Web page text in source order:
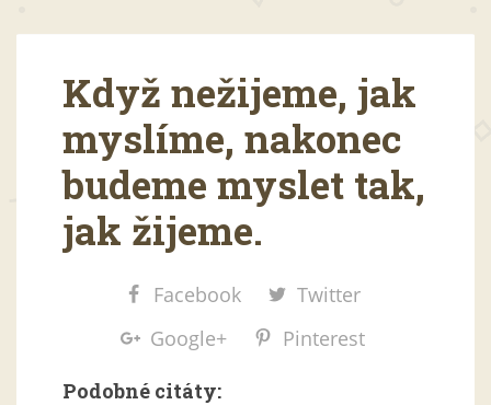
Když nežijeme, jak
myslíme, nakonec
budeme myslet tak,
jak žijeme.
Facebook
Twitter
Google+
Pinterest
Podobné citáty: